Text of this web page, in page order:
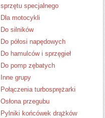
sprzętu specjalnego
Dla motocykli
Do silników
Do półosi napędowych
Do hamulców i sprzęgieł
Do pomp zębatych
Inne grupy
Połączenia turbosprężarki
Osłona przegubu
Pylniki końcówek drążków